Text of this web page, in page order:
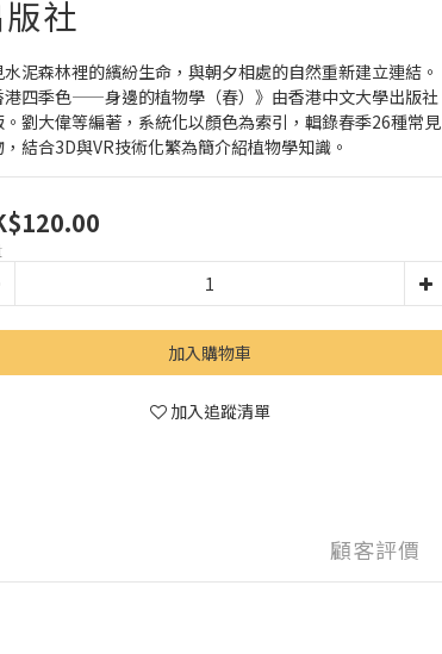
社
泥森林裡的繽紛生命，與朝夕相處的自然重新建立連結。
港四季色——身邊的植物學（春）》由香港中文大學出版社
。劉大偉等編著，系統化以顏色為索引，輯錄春季26種常見
結合3D與VR技術化繁為簡介紹植物學知識。
加入購物車
加入追蹤清單
顧客評價